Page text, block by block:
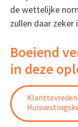
de wettelijke
zullen daar zeker
Boeiend
in deze